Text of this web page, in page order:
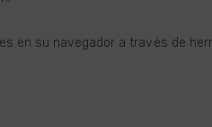
en su navegador a través de